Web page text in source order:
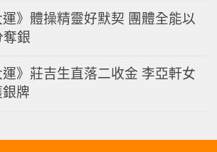
運》體操精靈好默契 團體全能以
奪銀
運》莊吉生直落二收金 李亞軒女
牌